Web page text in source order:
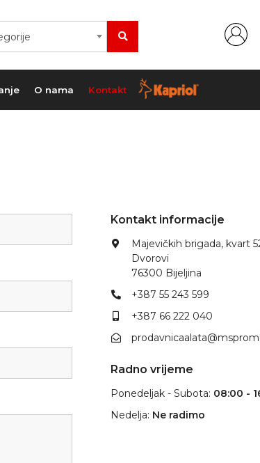
O nama Kontakt
Kontakt informacije
Majevičkih brigada, kvart
Dvorovi
76300 Bijeljina
+387 55 243 599
+387 66 222 040
Radno vrijeme
Ponedeljak - Subota: 08:00 -
Nedelja: Ne radimo